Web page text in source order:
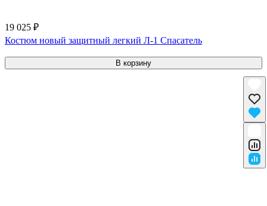
19 025 ₽
Костюм новый защитный легкий Л-1 Спасатель
В корзину